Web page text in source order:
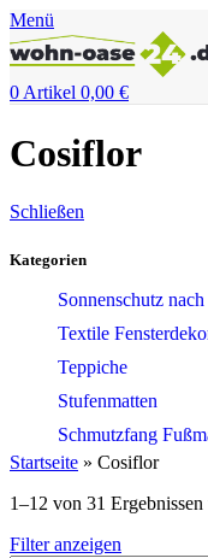
Menü
0Artikel 0,00 €
Cosiflor
Schließen
Kategorien
Sonnenschutz
Textile
Teppiche
Stufenmatten
Schmutzfang
Startseite » Cosiflor
1–12 von 31
Filter anzeigen